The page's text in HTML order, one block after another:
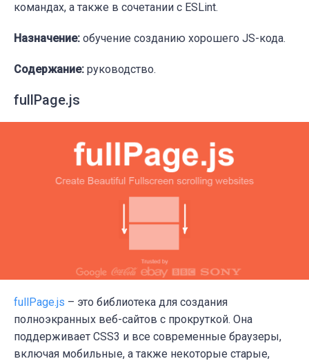
командах, а также в сочетании с ESLint.
Назначение: обучение созданию хорошего JS-кода.
Содержание: руководство.
fullPage.js
fullPage.js – это библиотека для создания
полноэкранных веб-сайтов с прокруткой. Она
поддерживает CSS3 и все современные браузеры,
включая мобильные, а также некоторые старые,